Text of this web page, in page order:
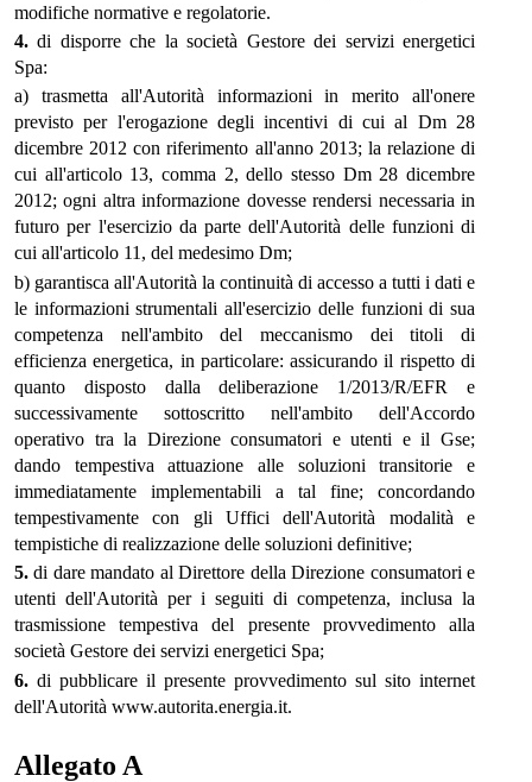
modifiche normative e regolatorie.
4. di disporre che la società Gestore dei servizi energetici
Spa:
a) trasmetta all'Autorità informazioni in merito all'onere
previsto per l'erogazione degli incentivi di cui al Dm 28
dicembre 2012 con riferimento all'anno 2013; la relazione di
cui all'articolo 13, comma 2, dello stesso Dm 28 dicembre
2012; ogni altra informazione dovesse rendersi necessaria in
futuro per l'esercizio da parte dell'Autorità delle funzioni di
cui all'articolo 11, del medesimo Dm;
b) garantisca all'Autorità la continuità di accesso a tutti i dati e
le informazioni strumentali all'esercizio delle funzioni di sua
competenza nell'ambito del meccanismo dei titoli di
efficienza energetica, in particolare: assicurando il rispetto di
quanto disposto dalla deliberazione 1/2013/R/EFR e
successivamente sottoscritto nell'ambito dell'Accordo
operativo tra la Direzione consumatori e utenti e il Gse;
dando tempestiva attuazione alle soluzioni transitorie e
immediatamente implementabili a tal fine; concordando
tempestivamente con gli Uffici dell'Autorità modalità e
tempistiche di realizzazione delle soluzioni definitive;
5. di dare mandato al Direttore della Direzione consumatori e
utenti dell'Autorità per i seguiti di competenza, inclusa la
trasmissione tempestiva del presente provvedimento alla
società Gestore dei servizi energetici Spa;
6. di pubblicare il presente provvedimento sul sito internet
dell'Autorità www.autorita.energia.it.
Allegato A